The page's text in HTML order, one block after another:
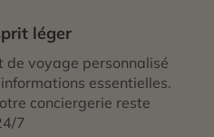
léger
de voyage personnalisé
essentielles.
conciergerie reste
7